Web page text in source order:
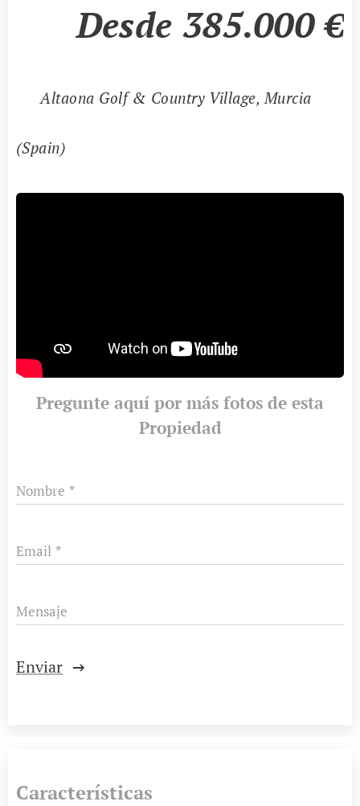
Desde 385.000 €
📍Altaona Golf & Country Village, Murcia
(Spain)
Pregunte aquí por más fotos de esta
Propiedad
Nombre
Email
Mensaje
Enviar
Características